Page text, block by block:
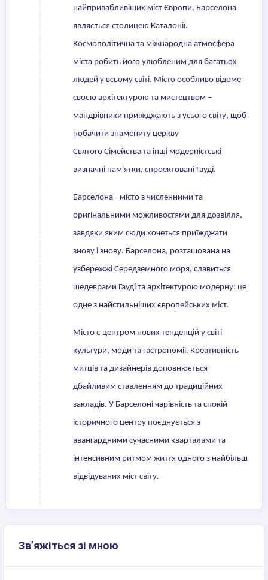
найпривабливіших міст Європи, Барселона
являється столицею Каталонії.
Космополітична та міжнародна атмосфера
міста робить його улюбленим для багатьох
людей у всьому світі. Місто особливо відоме
своєю архітектурою та мистецтвом –
мандрівники приїжджають з усього світу, щоб
побачити знамениту церкву
Святого Сімейства та інші модерністські
визначні пам'ятки, спроектовані Гауді.
Барселона - місто з численними та
оригінальними можливостями для дозвілля,
завдяки яким сюди хочеться приїжджати
знову і знову. Барселона, розташована на
узбережжі Середземного моря, славиться
шедеврами Гауді та архітектурою модерну: це
одне з найстильніших європейських міст.
Місто є центром нових тенденцій у світі
культури, моди та гастрономії. Креативність
митців та дизайнерів доповнюється
дбайливим ставленням до традиційних
закладів. У Барселоні чарівність та спокій
історичного центру поєднується з
авангардними сучасними кварталами та
інтенсивним ритмом життя одного з найбільш
відвідуваних міст світу.
Зв’яжіться зі мною